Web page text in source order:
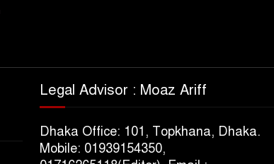
Legal Advisor : Moaz Ariff
Dhaka Office: 101, Topkhana, Dhaka.
Mobile: 01939154350,